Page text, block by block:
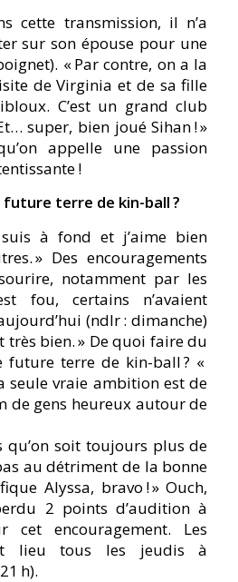
cette transmission, il n’a
sur son épouse pour une
« Par contre, on a la
de Virginia et de sa fille
C’est un grand club
super, bien joué Sihan ! »
appelle une passion
!
future terre de kin-ball ?
à fond et j’aime bien
» Des encouragements
notamment par les
fou, certains n’avaient
(ndlr : dimanche)
très bien. » De quoi faire du
future terre de kin-ball ? «
seule vraie ambition est de
de gens heureux autour de
qu’on soit toujours plus de
au détriment de la bonne
Alyssa, bravo ! » Ouch,
2 points d’audition à
cet encouragement. Les
lieu tous les jeudis à
h).